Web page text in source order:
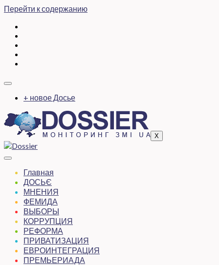
Перейти к содержанию
+ новое Досье
X
Главная
ДОСЬЄ
МНЕНИЯ
ФЕМИДА
ВЫБОРЫ
КОРРУПЦИЯ
РЕФОРМА
ПРИВАТИЗАЦИЯ
ЕВРОИНТЕГРАЦИЯ
ПРЕМЬЕРИАДА